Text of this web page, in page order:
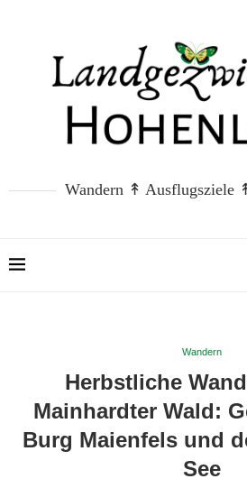
Wandern ↟ Ausflugsziele
Wandern
Herbstliche
Mainhardter Wald:
Burg Maienfels und
See